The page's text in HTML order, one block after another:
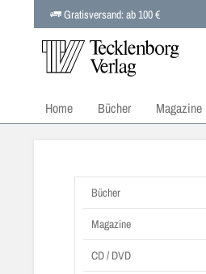
Gratisversand: ab 100 €
Home Bücher Magazine
Bücher
Magazine
CD / DVD